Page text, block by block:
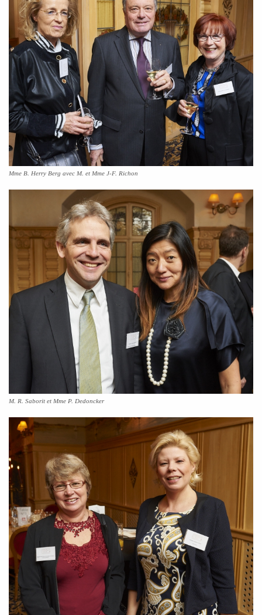
Mme B. Herry Berg avec M. et Mme J-F. Richon
M. R. Saborit et Mme P. Dedoncker